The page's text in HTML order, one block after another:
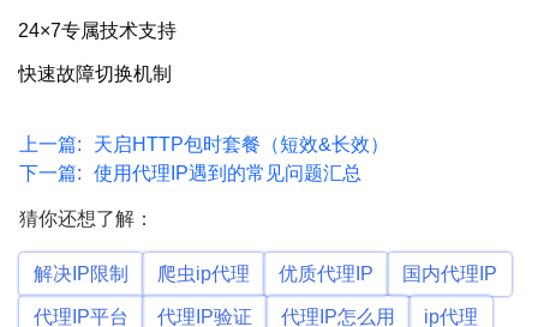
24×7专属技术支持
快速故障切换机制
上一篇:
天启HTTP包时套餐（短效&长效）
下一篇:
使用代理IP遇到的常见问题汇总
猜你还想了解：
解决IP限制 爬虫ip代理 优质代理IP 国内代理IP
代理IP平台 代理IP验证 代理IP怎么用 ip代理